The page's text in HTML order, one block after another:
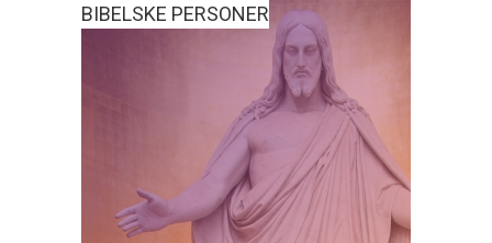
BIBELSKE PERSONER